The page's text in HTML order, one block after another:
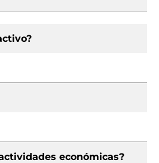
económicas?